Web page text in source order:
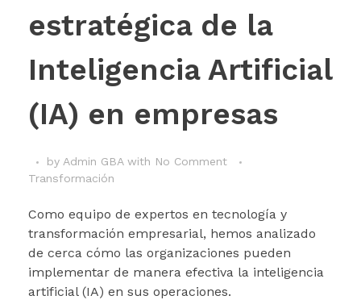
estratégica de la
Inteligencia Artificial
(IA) en empresas
by Admin GBA with No Comment
Transformación
Como equipo de expertos en tecnología y
transformación empresarial, hemos analizado
de cerca cómo las organizaciones pueden
implementar de manera efectiva la inteligencia
artificial (IA) en sus operaciones.